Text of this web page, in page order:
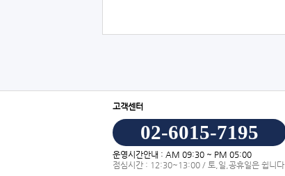
고객센터
02-6015-7195
운영시간안내 : AM 09:30 ~ PM 05:00
점심시간 : 12:30~13:00 / 토,일,공휴일은 쉽니다.